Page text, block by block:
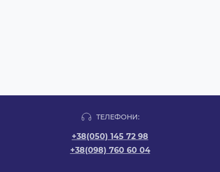
ТЕЛЕФОНИ:
+38(050) 145 72 98
+38(098) 760 60 04